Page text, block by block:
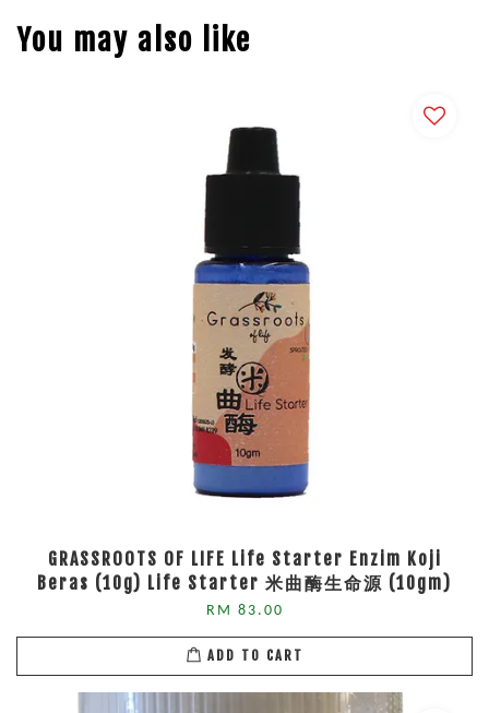
You may also like
GRASSROOTS OF LIFE Life Starter Enzim Koji
Beras (10g) Life Starter 米曲酶生命源 (10gm)
RM 83.00
ADD TO CART